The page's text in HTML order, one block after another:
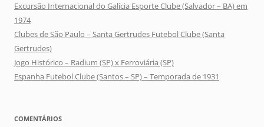
Excursão Internacional do Galícia Esporte Clube (Salvador – BA) em
1974
Clubes de São Paulo – Santa Gertrudes Futebol Clube (Santa
Gertrudes)
Jogo Histórico – Radium (SP) x Ferroviária (SP)
Espanha Futebol Clube (Santos – SP) – Temporada de 1931
COMENTÁRIOS